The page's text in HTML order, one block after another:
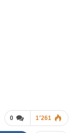
0 1٬261